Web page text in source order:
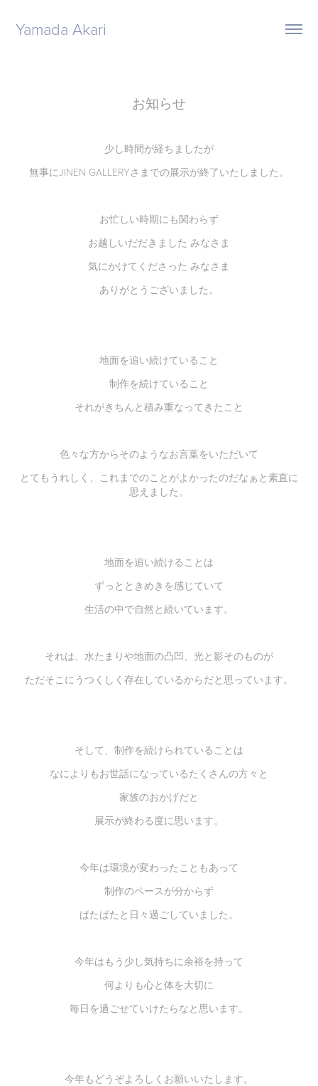
Yamada Akari
お知らせ
少し時間が経ちましたが
無事にJINEN GALLERYさまでの展示が終了いたしました。
お忙しい時期にも関わらず
お越しいだだきました みなさま
気にかけてくださった みなさま
ありがとうございました。
地面を追い続けていること
制作を続けていること
それがきちんと積み重なってきたこと
色々な方からそのようなお言葉をいただいて
とてもうれしく、これまでのことがよかったのだなぁと素直に
思えました。
地面を追い続けることは
ずっとときめきを感じていて
生活の中で自然と続いています。
それは、水たまりや地面の凸凹、光と影そのものが
ただそこにうつくしく存在しているからだと思っています。
そして、制作を続けられていることは
なによりもお世話になっているたくさんの方々と
家族のおかげだと
展示が終わる度に思います。
今年は環境が変わったこともあって
制作のペースが分からず
ぱたぱたと日々過ごしていました。
今年はもう少し気持ちに余裕を持って
何よりも心と体を大切に
毎日を過ごせていけたらなと思います。
今年もどうぞよろしくお願いいたします。